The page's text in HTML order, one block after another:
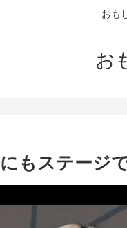
おも
お
もステージ